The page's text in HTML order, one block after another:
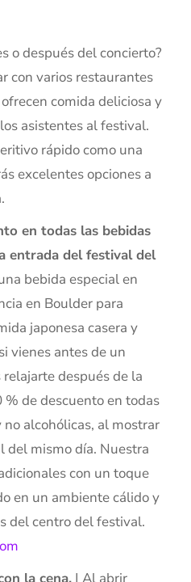
o después del concierto?
con varios restaurantes
comida deliciosa y
asistentes al festival.
rápido como una
excelentes opciones a
en todas las bebidas
entrada del festival del
bebida especial en
en Boulder para
japonesa casera y
vienes antes de un
después de la
de descuento en todas
alcohólicas, al mostrar
del mismo día. Nuestra
con un toque
en un ambiente cálido y
del centro del festival.